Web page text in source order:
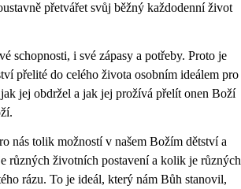
přetvářet svůj běžný každodenní život
schopnosti, i své zápasy a potřeby. Proto je
přelité do celého života osobním ideálem pro
jej obdržel a jak jej prožívá přelít onen Boží
nás tolik možností v našem Božím dětství a
různých životních postavení a kolik je různých
rázu. To je ideál, který nám Bůh stanovil,